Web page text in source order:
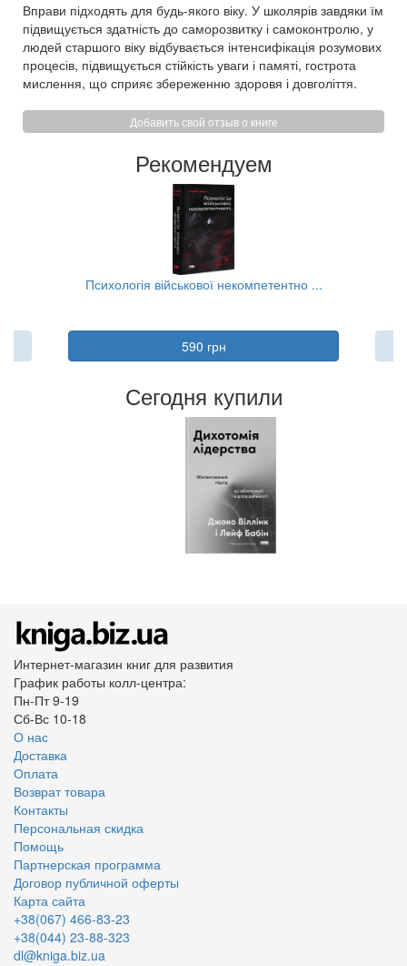
Вправи підходять для будь-якого віку. У школярів завдяки їм
підвищується здатність до саморозвитку і самоконтролю, у
людей старшого віку відбувається інтенсифікація розумових
процесів, підвищується стійкість уваги і памяті, гострота
мислення, що сприяє збереженню здоровя і довголіття.
Добавить свой отзыв о книге
Рекомендуем
Психологія військової некомпетентно ...
590 грн
Сегодня купили
Интернет-магазин книг для развития
График работы колл-центра:
Пн-Пт 9-19
Сб-Вс 10-18
О нас
Доставка
Оплата
Возврат товара
Контакты
Персональная скидка
Помощь
Партнерская программа
Договор публичной оферты
Карта сайта
+38(067) 466-83-23
+38(044) 23-88-323
dl@kniga.biz.ua